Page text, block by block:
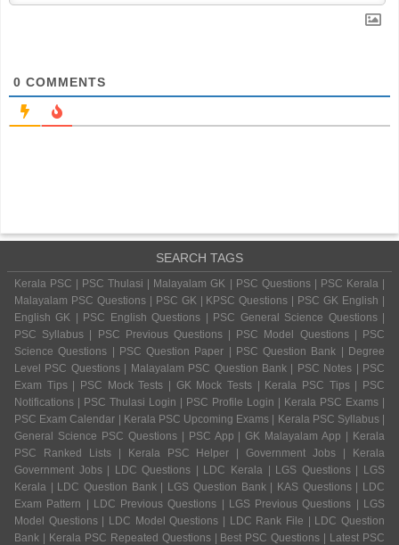
0 COMMENTS
SEARCH TAGS
Kerala PSC | PSC Thulasi | Malayalam GK | PSC Questions | PSC Kerala |
Malayalam PSC Questions | PSC GK | KPSC Questions | PSC GK English |
English GK | PSC English Questions | PSC General Science Questions |
PSC Syllabus | PSC Previous Questions | PSC Model Questions | PSC
Science Questions | PSC Question Paper | PSC Question Bank | Degree
Level PSC Questions | Malayalam PSC Question Bank | PSC Notes | PSC
Exam Tips | PSC Mock Tests | GK Mock Tests | Kerala PSC Tips | PSC
Notifications | PSC Thulasi Login | PSC Profile Login | Kerala PSC Exams |
PSC Exam Calendar | Kerala PSC Upcoming Exams | Kerala PSC Syllabus |
General Science PSC Questions | PSC App | GK Malayalam App | Kerala
PSC Ranked Lists | Kerala PSC Helper | Government Jobs | Kerala
Government Jobs | LDC Questions | LDC Kerala | LGS Questions | LGS
Kerala | LDC Question Bank | LGS Question Bank | KAS Questions | LDC
Exam Pattern | LDC Previous Questions | LGS Previous Questions | LGS
Model Questions | LDC Model Questions | LDC Rank File | LDC Question
Bank | Kerala PSC Repeated Questions | Best PSC Questions | Latest PSC